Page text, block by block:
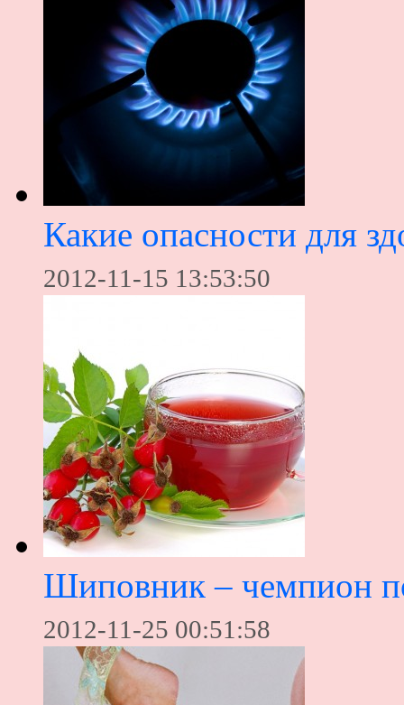
Какие опасности для
2012-11-15 13:53:50
Шиповник – чемпион
2012-11-25 00:51:58